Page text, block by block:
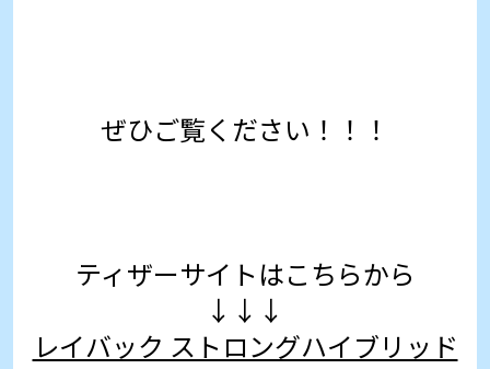
ぜひご覧ください！！！
ティザーサイトはこちらから
↓↓↓
レイバック ストロングハイブリッド